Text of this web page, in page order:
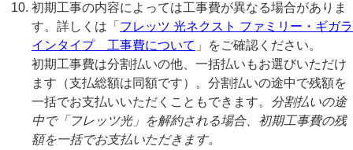
初期工事の内容によっては工事費が異なる場合がありま
す。詳しくは「 フレッツ 光ネクスト ファミリー・ギガラ
インタイプ 工事費について 」をご確認ください。
初期工事費は分割払いの他、一括払いもお選びいただけ
ます（支払総額は同額です）。分割払いの途中で残額を
一括でお支払いいただくこともできます。
分割払いの途
中で「フレッツ光」を解約される場合、初期工事費の残
額を一括でお支払いただきます。